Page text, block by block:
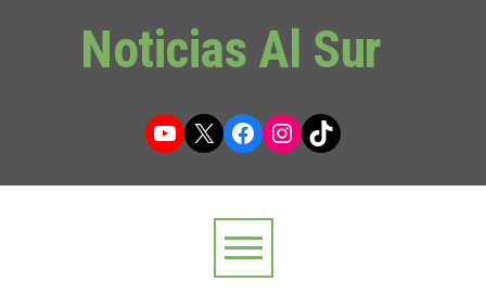
Noticias Al Sur
YouTube
X Facebook
Instagram
TikTok